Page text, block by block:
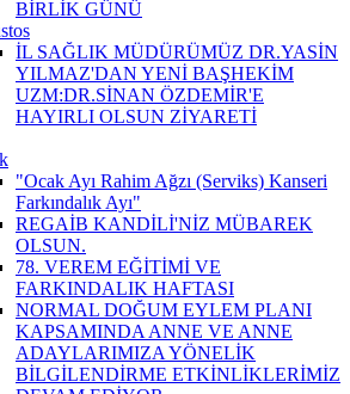
BİRLİK GÜNÜ
İL SAĞLIK MÜDÜRÜMÜZ DR.YASİN
YILMAZ'DAN YENİ BAŞHEKİM
UZM:DR.SİNAN ÖZDEMİR'E
HAYIRLI OLSUN ZİYARETİ
"Ocak Ayı Rahim Ağzı (Serviks) Kanseri
Farkındalık Ayı"
REGAİB KANDİLİ'NİZ MÜBAREK
OLSUN.
78. VEREM EĞİTİMİ VE
FARKINDALIK HAFTASI
NORMAL DOĞUM EYLEM PLANI
KAPSAMINDA ANNE VE ANNE
ADAYLARIMIZA YÖNELİK
BİLGİLENDİRME ETKİNLİKLERİMİZ